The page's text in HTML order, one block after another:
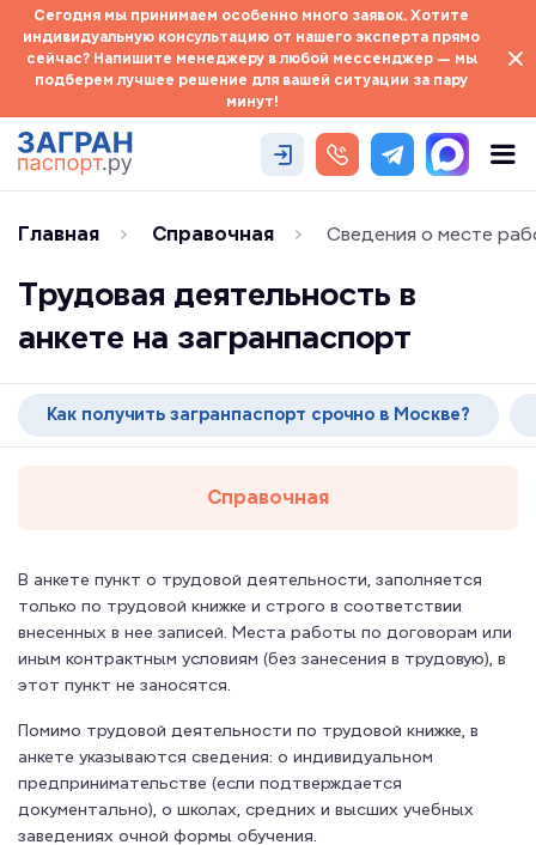
Сегодня мы принимаем особенно много заявок. Хотите
индивидуальную консультацию от нашего эксперта прямо
сейчас? Напишите менеджеру в любой мессенджер — мы
подберем лучшее решение для вашей ситуации за пару
минут!
Главная Справочная Сведения о месте
Трудовая деятельность в
анкете на загранпаспорт
Как получить загранпаспорт срочно в Москве?
Справочная
В анкете пункт о трудовой деятельности, заполняется
только по трудовой книжке и строго в соответствии
внесенных в нее записей. Места работы по договорам или
иным контрактным условиям (без занесения в трудовую), в
этот пункт не заносятся.
Помимо трудовой деятельности по трудовой книжке, в
анкете указываются сведения: о индивидуальном
предпринимательстве (если подтверждается
документально), о школах, средних и высших учебных
заведениях очной формы обучения.